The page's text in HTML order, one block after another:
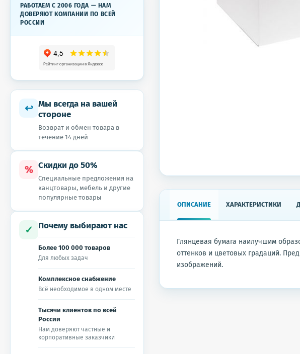
ОПИСАНИЕ ХАРАКТЕРИСТИКИ
Глянцевая бумага наилучшим
оттенков и цветовых градаций.
изображений.
РАБОТАЕМ С 2006 ГОДА — НАМ
ДОВЕРЯЮТ КОМПАНИИ ПО ВСЕЙ
РОССИИ
↩ Мы всегда на вашей
стороне
Возврат и обмен товара в
течение 14 дней
% Скидки до 50%
Специальные предложения на
канцтовары, мебель и другие
популярные товары
✓ Почему выбирают нас
Более 100 000 товаров
Для любых задач
Комплексное снабжение
Всё необходимое в одном месте
Тысячи клиентов по всей
России
Нам доверяют частные и
корпоративные заказчики